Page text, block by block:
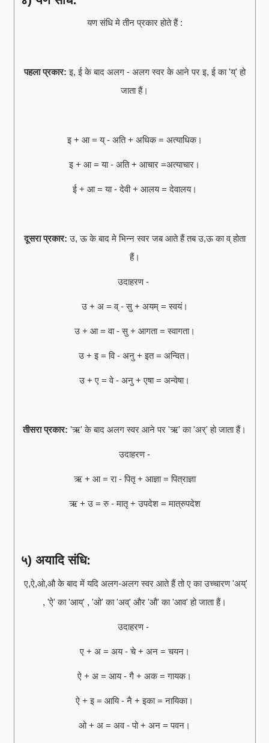
यण संधि मे तीन प्रकार होते हैं :
पहला प्रकार: इ, ई के बाद अलग - अलग स्वर के आने पर इ, ई का 'य्' हो
जाता हैं।
इ + आ = य् - अति + अधिक = अत्याधिक।
इ + आ = या - अति + आचार =अत्याचार।
ई + आ = या - देवी + आलय = देवालय।
दूसरा प्रकार: उ, ऊ के बाद मे भिन्न स्वर जब आते हैं तब उ,ऊ का व् होता
हैं।
उदाहरण -
उ + अ = व् - सु + अयम् = स्वयं।
उ + आ = वा - सु + आगता = स्वागता।
उ + इ = वि - अनु + इत = अन्वित।
उ + ए = वे - अनु + एषा = अन्वेषा।
तीसरा प्रकार: 'ऋ' के बाद अलग स्वर आने पर 'ऋ' का 'अर्' हो जाता हैं।
उदाहरण -
ऋ + आ = रा - पितृ + आज्ञा = पित्राज्ञा
ऋ + उ = रु - मातृ + उपदेश = मात्रुपदेश
५) अयादि संधि:
ए,ऐ,ओ,औ के बाद में यदि अलग-अलग स्वर आते हैं तो ए का उच्चारण 'अय्'
, 'ऐ' का 'आय्' , 'ओ' का 'अव्' और 'औ' का 'आव' हो जाता हैं।
उदाहरण -
ए + अ = अय - चे + अन = चयन।
ऐ + अ = आय - गै + अक = गायक।
ऐ + इ = आयि - नै + इका = नायिका।
ओ + अ = अव - पो + अन = पवन।